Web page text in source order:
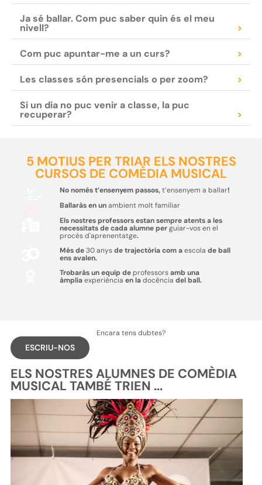
Ja sé ballar. Com puc saber quin és el meu
nivell? >
Com puc apuntar-me a un curs? >
Les classes són presencials o per zoom? >
Si un dia no puc venir a classe, la puc
recuperar? >
5 MOTIUS PER TRIAR ELS NOSTRES
CURSOS DE COMÈDIA MUSICAL
No només t’ensenyem passos,t’ensenyem a ballar!
Ballaràs en unambient molt familiar
Els nostres professors estan sempre atents a les
necessitats de cada alumne perguiar-vos en el
procés d'aprenentatge.
Més de30 anysde trajectòria com aescola de ball
ens avalen.
Trobaràs un equip deprofessorsamb una
àmpliaexperiència en ladocència del ball.
Encara tens dubtes?
ESCRIU-NOS
ELS NOSTRES ALUMNES DE COMÈDIA
MUSICAL TAMBÉ TRIEN ...